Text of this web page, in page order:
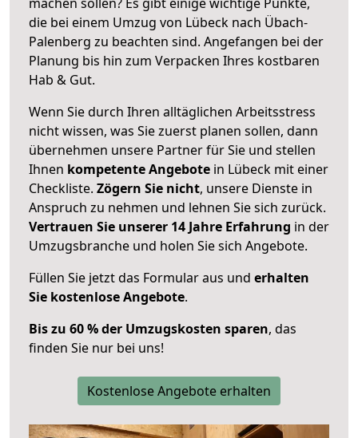
die bei einem Umzug von Lübeck nach Übach-
Palenberg zu beachten sind. Angefangen bei der
Planung bis hin zum Verpacken Ihres kostbaren
Hab & Gut.
Wenn Sie durch Ihren alltäglichen Arbeitsstress
nicht wissen, was Sie zuerst planen sollen, dann
übernehmen unsere Partner für Sie und stellen
Ihnen kompetente Angebote in Lübeck mit einer
Checkliste. Zögern Sie nicht, unsere Dienste in
Anspruch zu nehmen und lehnen Sie sich zurück.
Vertrauen Sie unserer 14 Jahre Erfahrung in der
Umzugsbranche und holen Sie sich Angebote.
Füllen Sie jetzt das Formular aus und erhalten
Sie kostenlose Angebote.
Bis zu 60 % der Umzugskosten sparen, das
finden Sie nur bei uns!
Kostenlose Angebote erhalten